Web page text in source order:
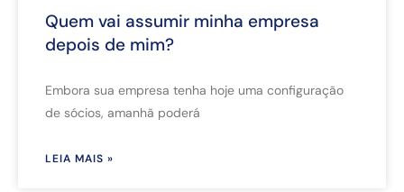
Quem vai assumir minha empresa
depois de mim?
Embora sua empresa tenha hoje uma configuração
de sócios, amanhã poderá
LEIA MAIS »